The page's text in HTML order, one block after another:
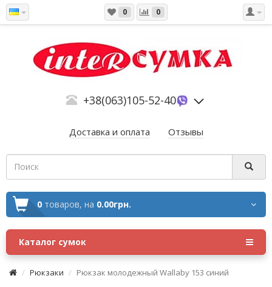
0 0
+38(063)105-52-40
Доставка и оплата Отзывы
0 товаров, на 0.00грн.
Каталог сумок
Рюкзаки Рюкзак молодежный Wallaby 153 синий